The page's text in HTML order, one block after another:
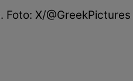
Foto: X/@GreekPictures